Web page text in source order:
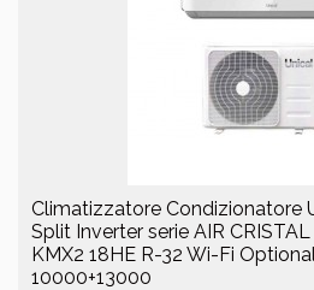
Climatizzatore Condizionatore
Split Inverter serie AIR CRISTAL
KMX2 18HE R-32 Wi-Fi Optional
10000+13000